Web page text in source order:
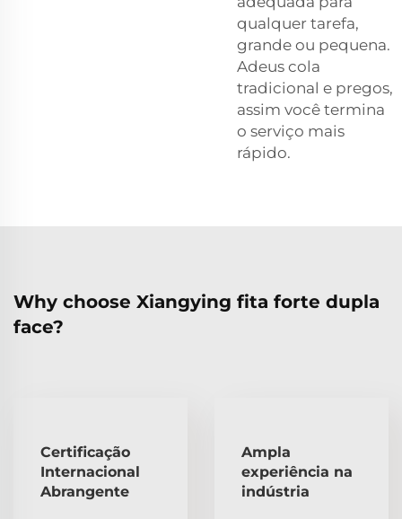
qualquer tarefa,
grande ou pequena.
Adeus cola
tradicional e pregos,
assim você termina
o serviço mais
rápido.
Why choose Xiangying fita forte dupla
face?
Certificação
Internacional
Abrangente
Ampla
experiência na
indústria